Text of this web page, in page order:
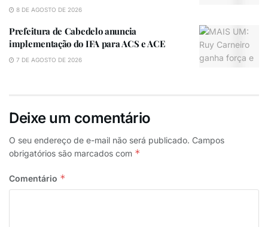
8 DE AGOSTO DE 2026
Prefeitura de Cabedelo anuncia
implementação do IFA para ACS e ACE
7 DE AGOSTO DE 2026
Deixe um comentário
O seu endereço de e-mail não será publicado. Campos
obrigatórios são marcados com *
Comentário *